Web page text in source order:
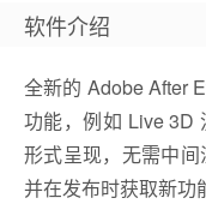
软件介绍
全新的 Adobe After
功能，例如 Live 3D
形式呈现，无需中间
并在发布时获取新功